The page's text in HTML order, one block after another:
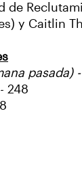
de
y Caitlin
pasada)
248